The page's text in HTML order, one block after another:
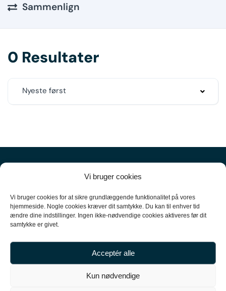
Vi bruger cookies
Vi bruger cookies for at sikre grundlæggende funktionalitet på vores
hjemmeside. Nogle cookies kræver dit samtykke. Du kan til enhver tid
ændre dine indstillinger. Ingen ikke-nødvendige cookies aktiveres før dit
samtykke er givet.
Acceptér alle
Kun nødvendige
Sammenlign
0 Resultater
Nyeste først
+45 61 10 52 10
hello@carpal.dk
Tonsbakken 16